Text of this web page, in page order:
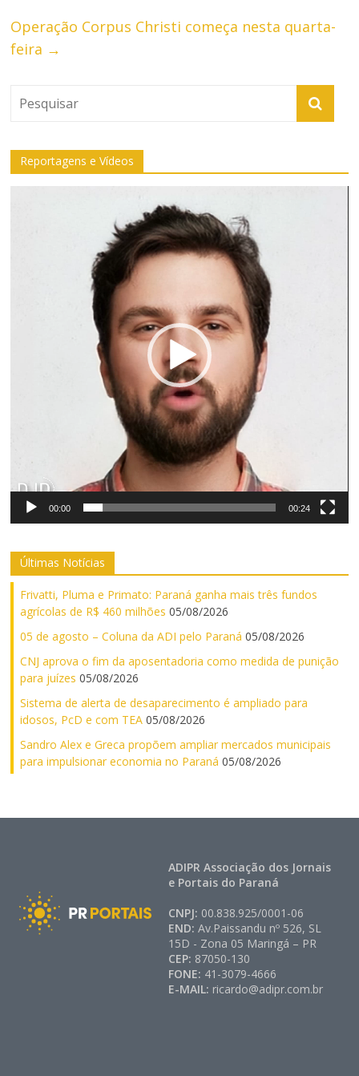
Operação Corpus Christi começa nesta quarta-
feira →
Reportagens e Vídeos
00:00 00:24
Últimas Notícias
Frivatti, Pluma e Primato: Paraná ganha mais três fundos
agrícolas de R$ 460 milhões 05/08/2026
05 de agosto – Coluna da ADI pelo Paraná 05/08/2026
CNJ aprova o fim da aposentadoria como medida de punição
para juízes 05/08/2026
Sistema de alerta de desaparecimento é ampliado para
idosos, PcD e com TEA 05/08/2026
Sandro Alex e Greca propõem ampliar mercados municipais
para impulsionar economia no Paraná 05/08/2026
ADIPR Associação dos Jornais
e Portais do Paraná
CNPJ: 00.838.925/0001-06
END:Av.Paissandu nº 526, SL
15D - Zona 05 Maringá – PR
CEP: 87050-130
FONE: 41-3079-4666
E-MAIL: ricardo@adipr.com.br